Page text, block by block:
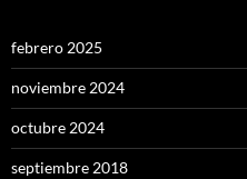
febrero 2025
noviembre 2024
octubre 2024
septiembre 2018